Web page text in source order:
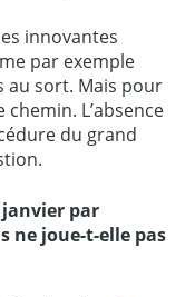
innovantes
par exemple
au sort. Mais pour
chemin. L’absence
du grand
janvier par
ne joue-t-elle pas